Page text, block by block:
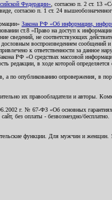
Федерации» , согласно п. 2 ст. 13
п. 1 ст. 24
Закона РФ «Об информации,
ст.8 «Право на доступ к
сведений, не соответствующих
воспроизведением
к ответственности за данное
РФ «О средствах массовой
редакции, в ходе которой
опубликованию опровержения, в
их правообладатели и
г. № 67-ФЗ «Об основных
без оплаты - безвозмездно/бесплатно.
функции. Для мужчин и женщин.